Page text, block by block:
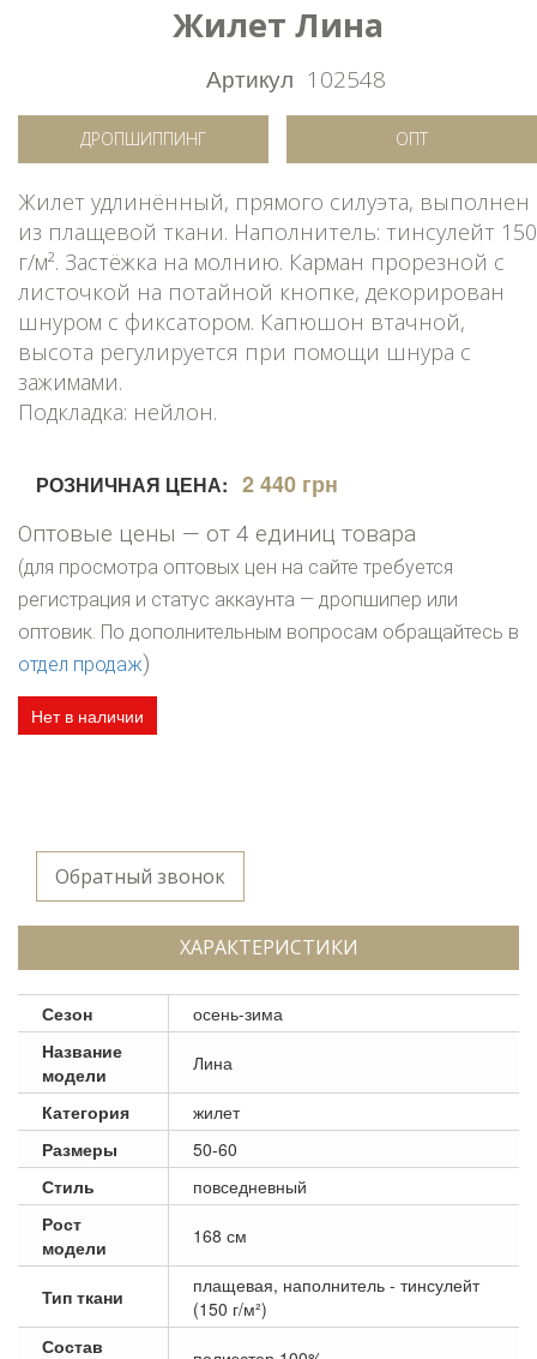
Жилет Лина
Артикул 102548
ДРОПШИППИНГ ОПТ
Жилет удлинённый, прямого силуэта, выполнен
из плащевой ткани. Наполнитель: тинсулейт 150
г/м². Застёжка на молнию. Карман прорезной с
листочкой на потайной кнопке, декорирован
шнуром с фиксатором. Капюшон втачной,
высота регулируется при помощи шнура с
зажимами.
Подкладка: нейлон.
РОЗНИЧНАЯ ЦЕНА: 2 440 грн
Оптовые цены — от 4 единиц товара
(для просмотра оптовых цен на сайте требуется
регистрация и статус аккаунта — дропшипер или
оптовик. По дополнительным вопросам обращайтесь в
отдел продаж)
Нет в наличии
Обратный звонок
ХАРАКТЕРИСТИКИ
Сезон
осень-зима
Название
модели
Лина
Категория
жилет
Размеры
50-60
Стиль
повседневный
Рост
модели
168 см
Тип ткани
плащевая, наполнитель - тинсулейт
(150 г/м²)
Состав